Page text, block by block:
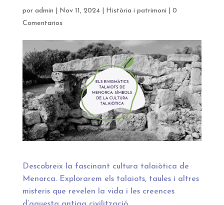
por admin Nov 11, 2024| Història i patrimoni
0
Comentarios
Descobreix la fascinant cultura talaiòtica de
Menorca. Explorarem els talaiots, taules i altres
misteris que revelen la vida i les creences